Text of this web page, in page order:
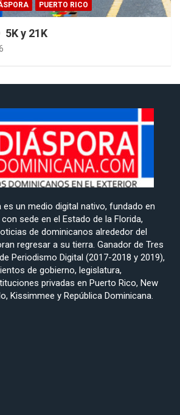
PUERTO RICO
5K y 21K
es un medio digital nativo, fundado en
sede en el Estado de la Florida,
de dominicanos alrededor del
regresar a su tierra. Ganador de Tres
Periodismo Digital (2017-2018 y 2019),
de gobierno, legislatura,
privadas en Puerto Rico, New
Kissimmee y República Dominicana.